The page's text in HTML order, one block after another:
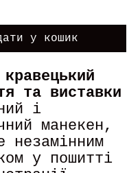
у кошик
та виставки
і
манекен,
незамінним
у пошитті